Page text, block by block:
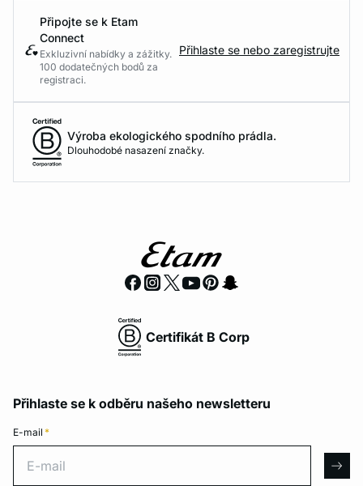
Připojte se k Etam
Connect
Exkluzivní nabídky a zážitky.
100 dodatečných bodů za
registraci.
Přihlaste se nebo zaregistrujte
Výroba ekologického spodního prádla.
Dlouhodobé nasazení značky.
Certifikát B Corp
Přihlaste se k odběru našeho newsletteru
E-mail *